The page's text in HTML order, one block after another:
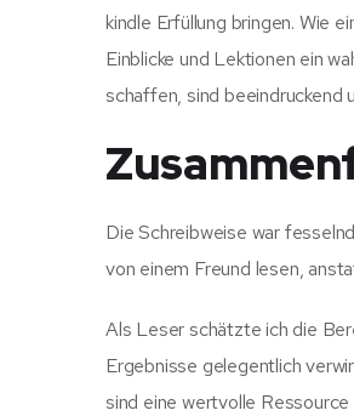
kindle Erfüllung bringen. Wie
Einblicke und Lektionen ein
schaffen, sind beeindruckend
Die Schreibweise war
von einem Freund lesen,
Als Leser schätzte ich die
Ergebnisse gelegentlich
sind eine wertvolle